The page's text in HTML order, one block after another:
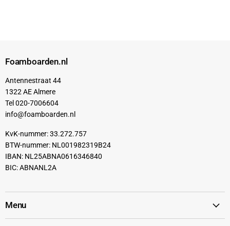
Foamboarden.nl
Antennestraat 44
1322 AE Almere
Tel 020-7006604
info@foamboarden.nl
KvK-nummer: 33.272.757
BTW-nummer: NL001982319B24
IBAN: NL25ABNA0616346840
BIC: ABNANL2A
Menu